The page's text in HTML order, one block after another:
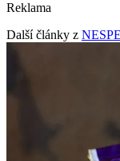
Reklama
Další články z